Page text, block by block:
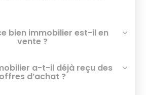
bien immobilier est-il en
vente ?
a-t-il déjà reçu des
offres d’achat ?